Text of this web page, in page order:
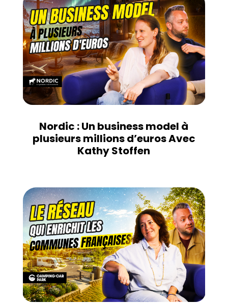
Nordic : Un business model à
plusieurs millions d’euros Avec
Kathy Stoffen